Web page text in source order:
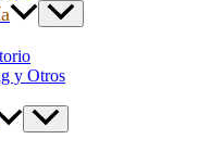
y Otros